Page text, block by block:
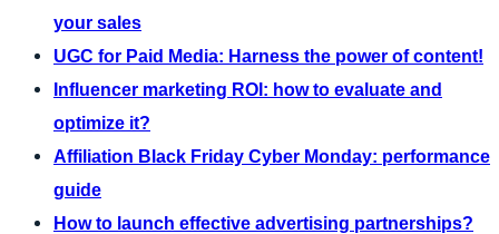
your sales
UGC for Paid Media: Harness the power of content!
Influencer marketing ROI: how to evaluate and
optimize it?
Affiliation Black Friday Cyber Monday: performance
guide
How to launch effective advertising partnerships?